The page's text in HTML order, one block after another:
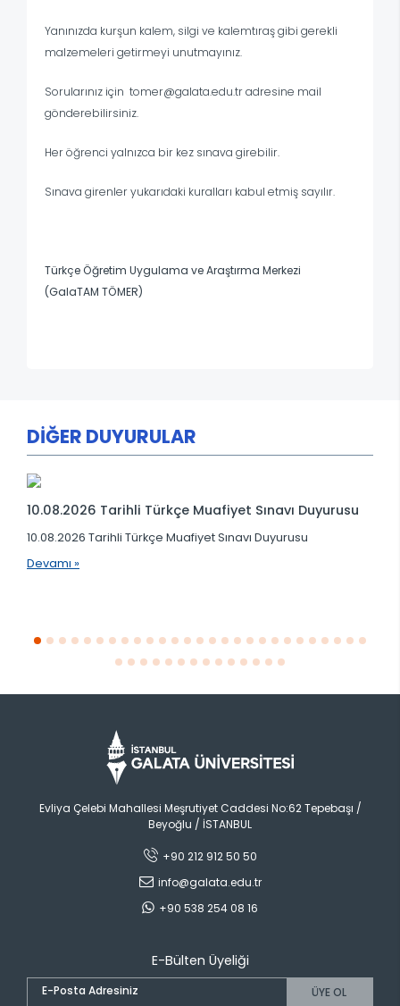
Yanınızda kurşun kalem, silgi ve kalemtıraş gibi gerekli
malzemeleri getirmeyi unutmayınız.
Sorularınız için tomer@galata.edu.tradresine mail
gönderebilirsiniz.
Her öğrenci yalnızca bir kez sınava girebilir.
Sınava girenler yukarıdaki kuralları kabul etmiş sayılır.
Türkçe Öğretim Uygulama ve Araştırma Merkezi
(GalaTAM TÖMER)
DİĞER DUYURULAR
10.08.2026 Tarihli Türkçe Muafiyet Sınavı Duyurusu
10.08.2026 Tarihli Türkçe Muafiyet Sınavı Duyurusu
Devamı »
Evliya Çelebi Mahallesi Meşrutiyet Caddesi No:62 Tepebaşı /
Beyoğlu / İSTANBUL
+90 212 912 50 50
info@galata.edu.tr
+90 538 254 08 16
E-Bülten Üyeliği
ÜYE OL